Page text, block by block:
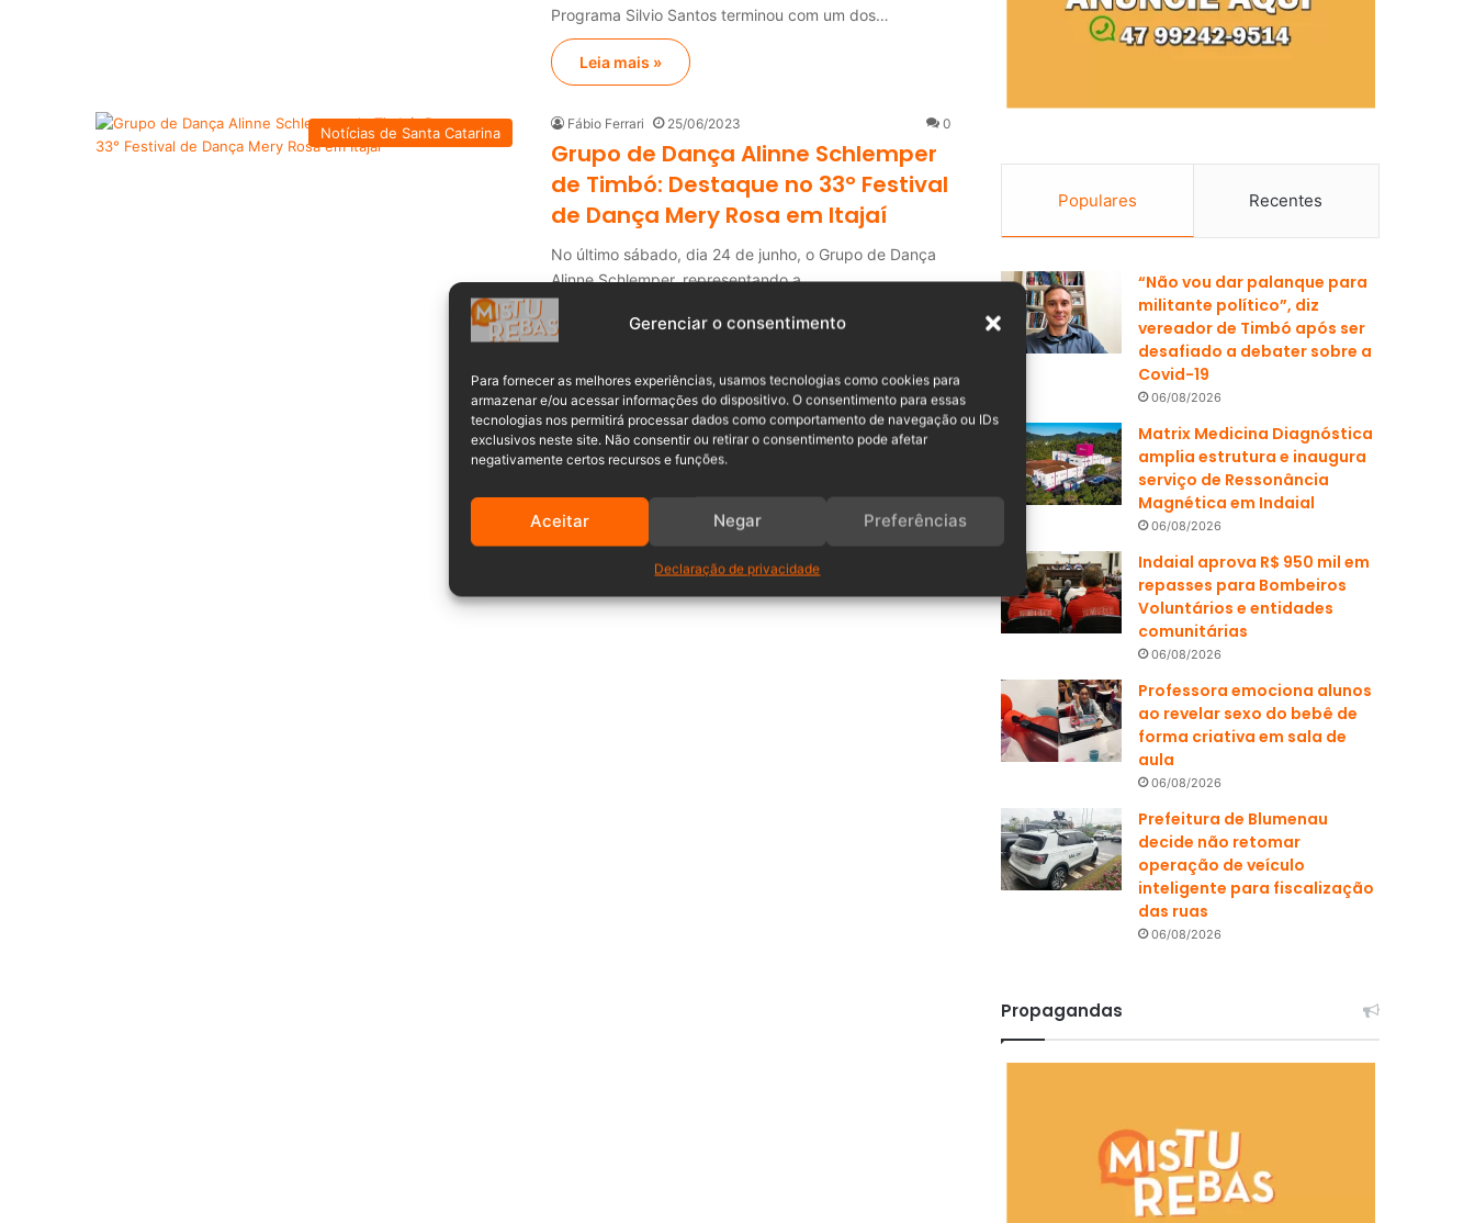
Gerenciar o consentimento
Para fornecer as melhores experiências, usamos tecnologias como cookies para
armazenar e/ou acessar informações do dispositivo. O consentimento para essas
tecnologias nos permitirá processar dados como comportamento de navegação ou IDs
exclusivos neste site. Não consentir ou retirar o consentimento pode afetar
negativamente certos recursos e funções.
Aceitar Negar Preferências
Declaração de privacidade
Programa Silvio Santos terminou com um dos…
Leia mais »
Notícias de Santa Catarina
Fábio Ferrari 25/06/2023 0
Grupo de Dança Alinne Schlemper
de Timbó: Destaque no 33° Festival
de Dança Mery Rosa em Itajaí
No último sábado, dia 24 de junho, o Grupo de Dança
Alinne Schlemper, representando a…
Leia mais »
Populares Recentes
“Não vou dar palanque para
militante político”, diz
vereador de Timbó após ser
desafiado a debater sobre a
Covid-19
06/08/2026
Matrix Medicina Diagnóstica
amplia estrutura e inaugura
serviço de Ressonância
Magnética em Indaial
06/08/2026
Indaial aprova R$ 950 mil em
repasses para Bombeiros
Voluntários e entidades
comunitárias
06/08/2026
Professora emociona alunos
ao revelar sexo do bebê de
forma criativa em sala de
aula
06/08/2026
Prefeitura de Blumenau
decide não retomar
operação de veículo
inteligente para fiscalização
das ruas
06/08/2026
Propagandas